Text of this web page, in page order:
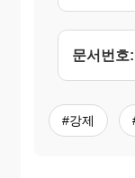
문서번호:
#강제